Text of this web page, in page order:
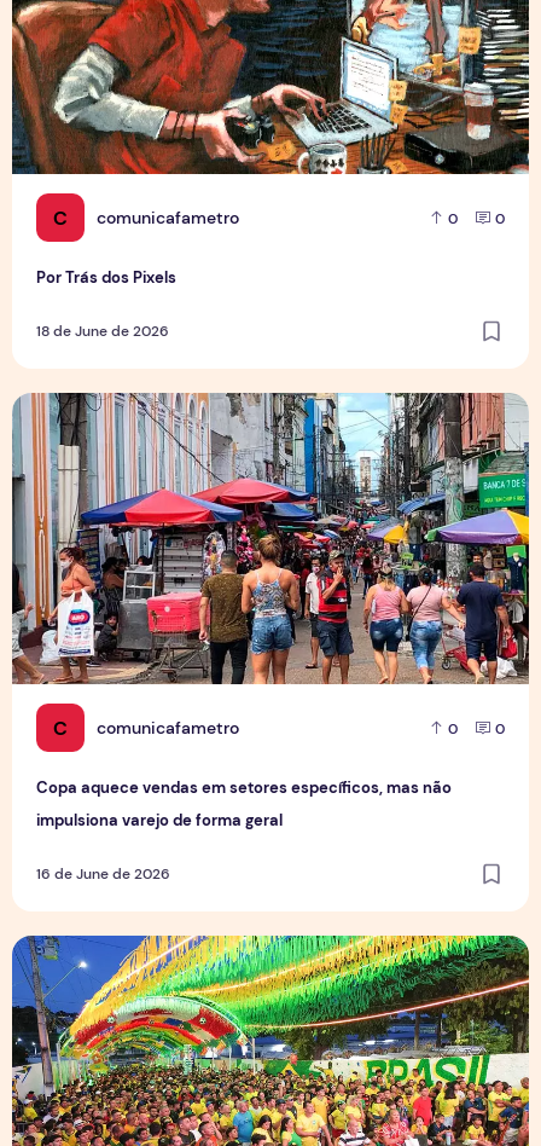
C comunicafametro 0 0
Por Trás dos Pixels
18 de June de 2026
C comunicafametro 0 0
Copa aquece vendas em setores específicos, mas não
impulsiona varejo de forma geral
16 de June de 2026
Copa aquece vendas em setores específicos, mas não
Tradição das Ruas da Copa mobiliza moradores e